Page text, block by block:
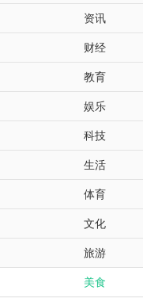
资讯
财经
教育
娱乐
科技
生活
体育
文化
旅游
美食